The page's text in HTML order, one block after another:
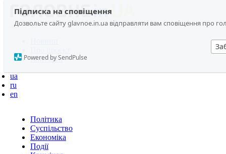
Підписка на сповіщення
Дозвольте сайту glavnoe.in.ua відправляти вам сповіщення про
Powered by SendPulse
Контакти
ua
ru
en
Політика
Суспільство
Економіка
Події